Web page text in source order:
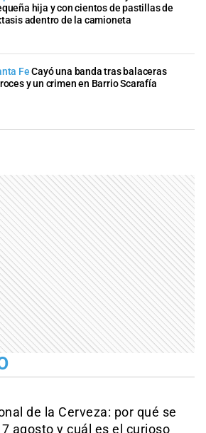
hija y con cientos de pastillas de
adentro de la camioneta
Fe Cayó una banda tras balaceras
y un crimen en Barrio Scarafía
de la Cerveza: por qué se
agosto y cuál es el curioso